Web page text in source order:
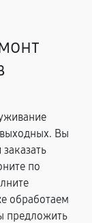
Вы
по
обработаем
предложить